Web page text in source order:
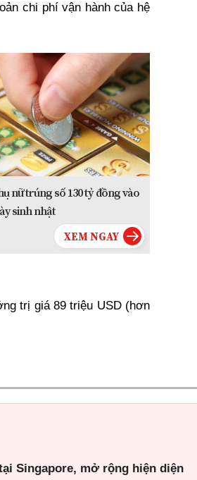
chi phí vận hành của hệ
nữ trúng số 130 tỷ đồng vào
sinh nhật
trị giá 89 triệu USD (hơn
Singapore, mở rộng hiện diện